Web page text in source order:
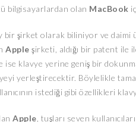
bilgisayarlardan olan MacBook
bir şirket olarak biliniyor ve
Apple şirketi, aldığı bir patent ile
ise klavye yerine geniş bir
yerleştirecektir. Böylelikle
istediği gibi özellikleri
Apple , tuşları seven